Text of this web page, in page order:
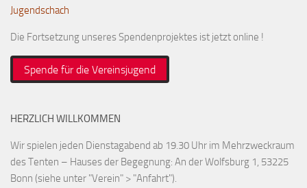
Jugendschach
Die Fortsetzung unseres Spendenprojektes ist jetzt online !
Spende für die Vereinsjugend
HERZLICH WILLKOMMEN
Wir spielen jeden Dienstagabend ab 19.30 Uhr im Mehrzweckraum
des Tenten – Hauses der Begegnung: An der Wolfsburg 1, 53225
Bonn (siehe unter "Verein" > "Anfahrt").